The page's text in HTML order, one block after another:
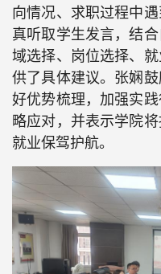
向情况、求职过程中
真听取学生发言，结
域选择、岗位选择、
供了具体建议。张娴
好优势梳理，加强实
略应对，并表示学院
就业保驾护航。